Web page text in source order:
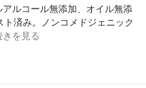
ルコール無添加、オイル無添
済み。ノンコメドジェニック
きを見る